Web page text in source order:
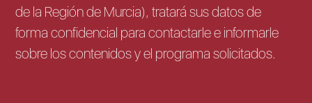
de la Región de Murcia), tratará sus datos de
forma confidencial para contactarle e informarle
sobre los contenidos y el programa solicitados.